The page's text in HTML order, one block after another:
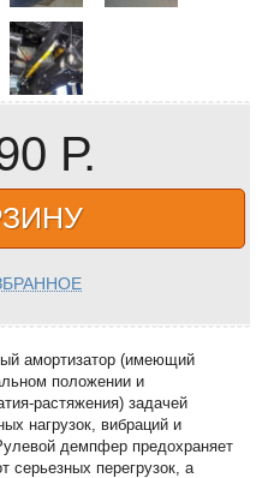
Р.
амортизатор (имеющий
положении и
растяжения) задачей
нагрузок, вибраций и
демпфер предохраняет
серьезных перегрузок, а